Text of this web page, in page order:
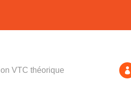
VTC théorique 